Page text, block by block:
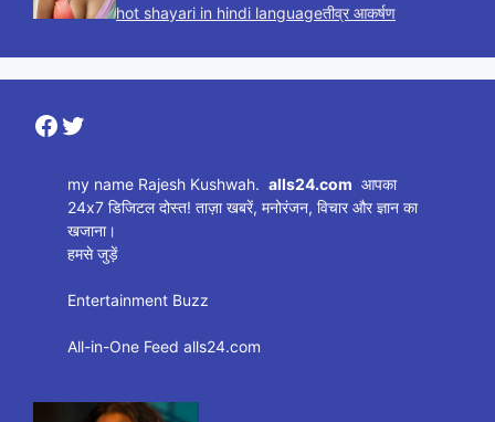
hot shayari in hindi languageतीव्र आकर्षण
Facebook
Twitter
my name Rajesh Kushwah.alls24.com आपका
24x7 डिजिटल दोस्त! ताज़ा खबरें, मनोरंजन, विचार और ज्ञान का
खजाना।
हमसे जुड़ें
Entertainment Buzz
All-in-One Feed alls24.com